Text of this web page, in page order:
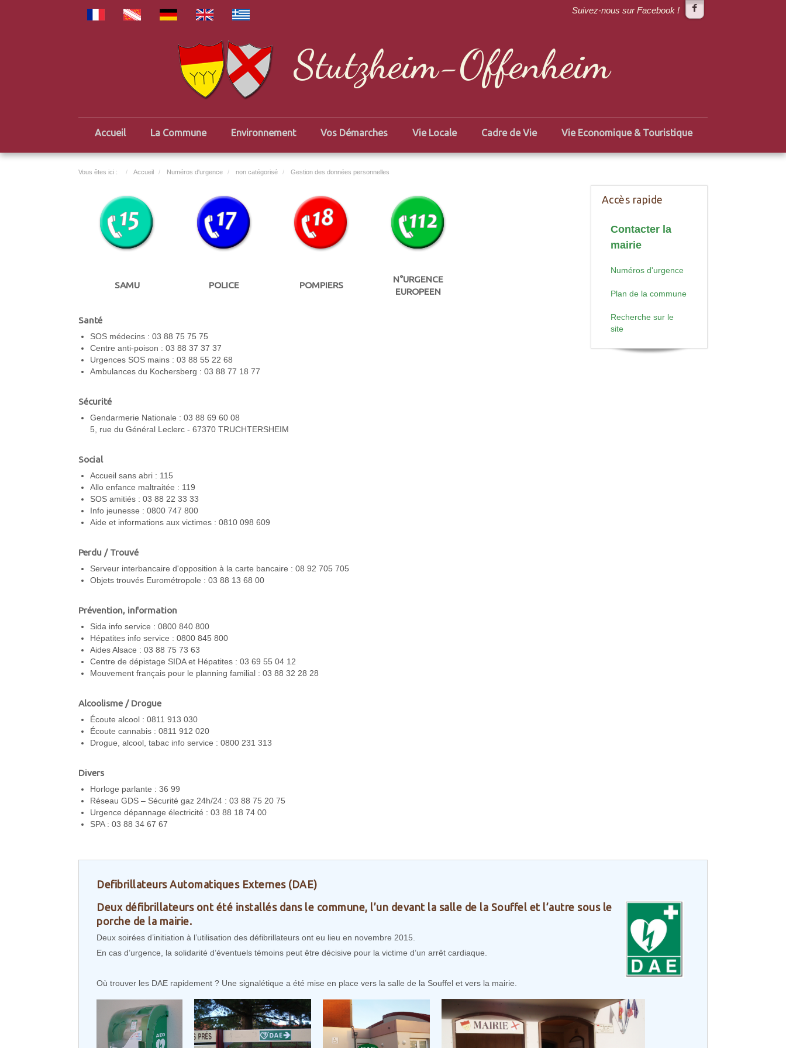
Suivez-nous sur Facebook !
Stutzheim-Offenheim
Accueil La Commune Environnement Vos Démarches Vie Locale Cadre de Vie Vie Economique & Touristique
Vous êtes ici : Accueil Numéros d'urgence non catégorisé Gestion des données personnelles
Accès rapide
Contacter la
mairie
Numéros d'urgence
Plan de la commune
Recherche sur le
site
SAMU POLICE POMPIERS
N°URGENCE
EUROPEEN
Santé
SOS médecins : 03 88 75 75 75
Centre anti-poison : 03 88 37 37 37
Urgences SOS mains : 03 88 55 22 68
Ambulances du Kochersberg : 03 88 77 18 77
Sécurité
Gendarmerie Nationale : 03 88 69 60 08
5, rue du Général Leclerc - 67370 TRUCHTERSHEIM
Social
Accueil sans abri : 115
Allo enfance maltraitée : 119
SOS amitiés : 03 88 22 33 33
Info jeunesse : 0800 747 800
Aide et informations aux victimes : 0810 098 609
Perdu / Trouvé
Serveur interbancaire d'opposition à la carte bancaire : 08 92 705 705
Objets trouvés Eurométropole : 03 88 13 68 00
Prévention, information
Sida info service : 0800 840 800
Hépatites info service : 0800 845 800
Aides Alsace : 03 88 75 73 63
Centre de dépistage SIDA et Hépatites : 03 69 55 04 12
Mouvement français pour le planning familial : 03 88 32 28 28
Alcoolisme / Drogue
Écoute alcool : 0811 913 030
Écoute cannabis : 0811 912 020
Drogue, alcool, tabac info service : 0800 231 313
Divers
Horloge parlante : 36 99
Réseau GDS – Sécurité gaz 24h/24 : 03 88 75 20 75
Urgence dépannage électricité : 03 88 18 74 00
SPA : 03 88 34 67 67
Defibrillateurs Automatiques Externes (DAE)
Deux défibrillateurs ont été installés dans le commune, l’un devant la salle de la Souffel et l’autre sous le
porche de la mairie.
Deux soirées d’initiation à l’utilisation des défibrillateurs ont eu lieu en novembre 2015.
En cas d’urgence, la solidarité d’éventuels témoins peut être décisive pour la victime d’un arrêt cardiaque.
Où trouver les DAE rapidement ? Une signalétique a été mise en place vers la salle de la Souffel et vers la mairie.